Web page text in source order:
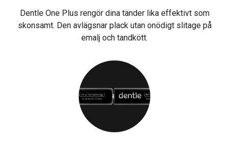
Dentle One Plus rengör dina tänder lika effektivt som
skonsamt. Den avlägsnar plack utan onödigt slitage på
emalj och tandkött.